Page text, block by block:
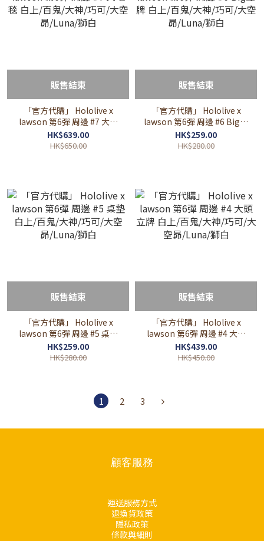
販售結束
「官方代購」 Hololive x
lawson 第6彈 周邊 #7 大毛
毯 白上/百鬼/大神/巧可/大空
昴/Luna/獅白
HK$639.00
HK$650.00
販售結束
「官方代購」 Hololive x
lawson 第6彈 周邊 #6 Big立
牌 白上/百鬼/大神/巧可/大空
昴/Luna/獅白
HK$259.00
HK$280.00
販售結束
「官方代購」 Hololive x
lawson 第6彈 周邊 #5 桌墊
白上/百鬼/大神/巧可/大空
昴/Luna/獅白
HK$259.00
HK$280.00
販售結束
「官方代購」 Hololive x
lawson 第6彈 周邊 #4 大頭
立牌 白上/百鬼/大神/巧可/大
空昴/Luna/獅白
HK$439.00
HK$450.00
1 2 3
顧客服務
運送服務方式
退換貨政策
隱私政策
條款與細則